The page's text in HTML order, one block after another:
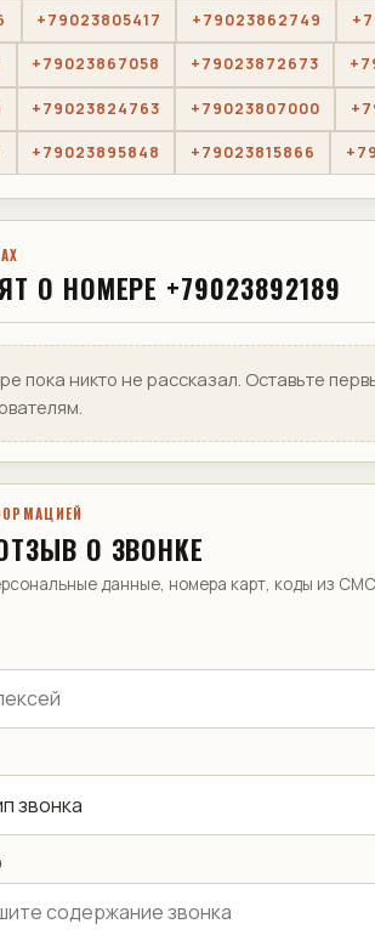
+79023805417 +79023862749
+79023867058 +79023872673
+79023824763 +79023807000
+79023895848 +79023815866
О НОМЕРЕ +79023892189
пока никто не рассказал. Оставьте
О ЗВОНКЕ
данные, номера карт, коды из